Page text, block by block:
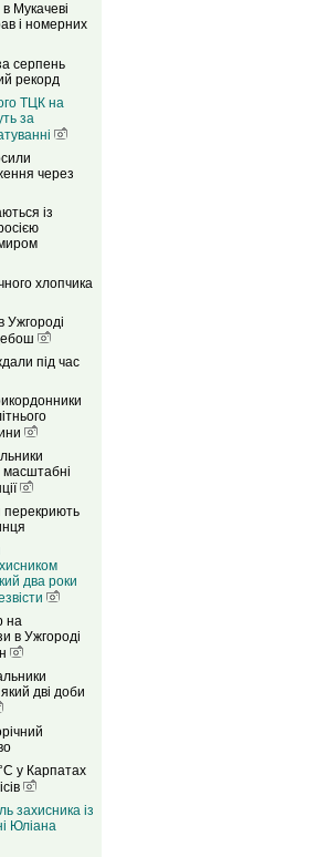
Мукачеві
і номерних
серпень
рекорд
ТЦК на
за
через
із
хлопчика
Ужгороді
під час
масштабні
перекриють
два роки
на
в Ужгороді
дві доби
у Карпатах
захисника із
Юліана